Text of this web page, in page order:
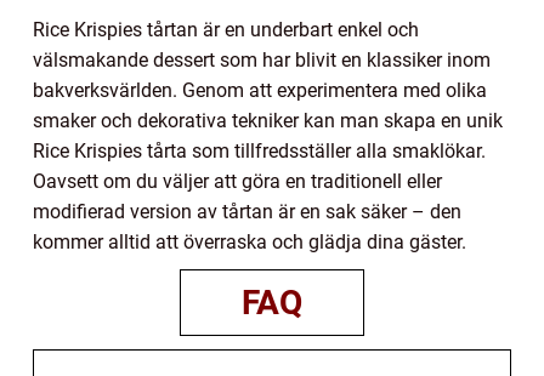
Rice Krispies tårtan är en underbart enkel och
välsmakande dessert som har blivit en klassiker inom
bakverksvärlden. Genom att experimentera med olika
smaker och dekorativa tekniker kan man skapa en unik
Rice Krispies tårta som tillfredsställer alla smaklökar.
Oavsett om du väljer att göra en traditionell eller
modifierad version av tårtan är en sak säker – den
kommer alltid att överraska och glädja dina gäster.
FAQ